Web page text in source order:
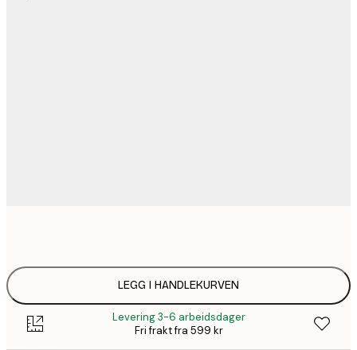
LEGG I HANDLEKURVEN
Levering 3-6 arbeidsdager
Fri frakt fra 599 kr